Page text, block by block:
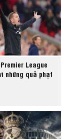
League
những quả phạt